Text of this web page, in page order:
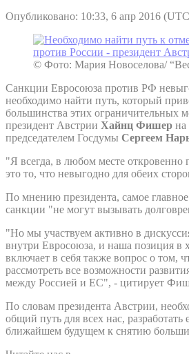
Опубликовано: 10:33, 6 апр 2016
© Фото: Мария Новоселова/
Санкции Евросоюза против РФ
необходимо найти путь, который
большинства этих ограничительных
президент Австрии Хайнц Фишер на
председателем Госдумы Сергеем
"Я всегда, в любом месте откровенно
это то, что невыгодно для обеих
По мнению президента, самое
санкции "не могут вызывать
"Но мы участвуем активно в
внутри Евросоюза, и наша позиция в
включает в себя также вопрос о том,
рассмотреть все возможности
между Россией и ЕС", - цитирует
По словам президента Австрии,
общий путь для всех нас, разработать
ближайшем будущем к снятию